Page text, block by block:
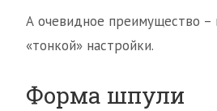
А очевидное преимущество –
«тонкой» настройки.
Форма шпули